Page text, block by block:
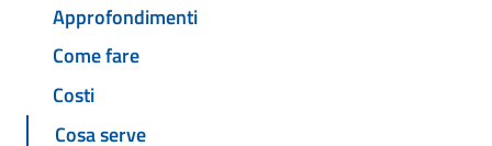
Approfondimenti
Come fare
Costi
Cosa serve